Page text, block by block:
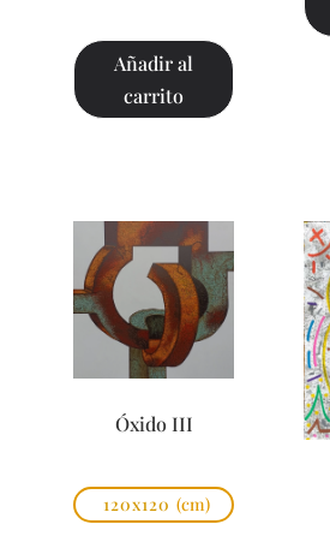
Añadir al
carrito
Óxido III
120x120 (cm)